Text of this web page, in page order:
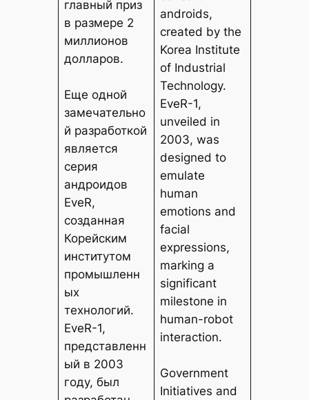
главный приз
в размере 2
миллионов
долларов.
Еще одной
замечательно
й разработкой
является
серия
андроидов
EveR,
созданная
Корейским
институтом
промышленн
ых
технологий.
EveR-1,
представленн
ый в 2003
году, был
androids,
created by the
Korea Institute
of Industrial
Technology.
EveR-1,
unveiled in
2003, was
designed to
emulate
human
emotions and
facial
expressions,
marking a
significant
milestone in
human-robot
interaction.
Government
Initiatives and